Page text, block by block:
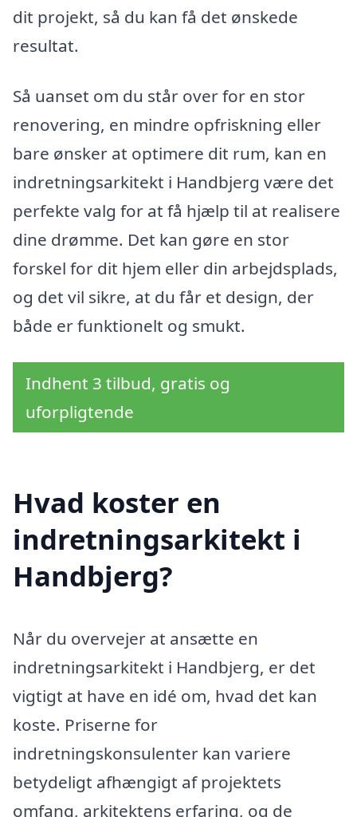
dit projekt, så du kan få det ønskede
resultat.
Så uanset om du står over for en stor
renovering, en mindre opfriskning eller
bare ønsker at optimere dit rum, kan en
indretningsarkitekt i Handbjerg være det
perfekte valg for at få hjælp til at realisere
dine drømme. Det kan gøre en stor
forskel for dit hjem eller din arbejdsplads,
og det vil sikre, at du får et design, der
både er funktionelt og smukt.
Indhent 3 tilbud, gratis og
uforpligtende
Hvad koster en
indretningsarkitekt i
Handbjerg?
Når du overvejer at ansætte en
indretningsarkitekt i Handbjerg, er det
vigtigt at have en idé om, hvad det kan
koste. Priserne for
indretningskonsulenter kan variere
betydeligt afhængigt af projektets
omfang, arkitektens erfaring, og de